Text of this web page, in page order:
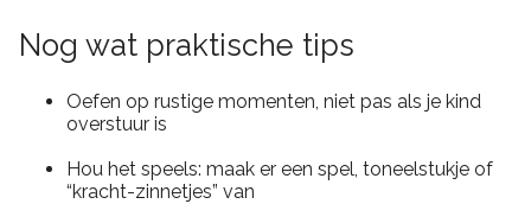
Nog wat praktische tips
Oefen op rustige momenten, niet pas als je kind
overstuur is
Hou het speels: maak er een spel, toneelstukje of
“kracht-zinnetjes” van